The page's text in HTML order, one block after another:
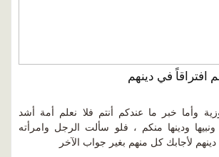
افتراقاً في دينهم
وأما خبر ما عندكم أنتم فلا نعلم أمة أشد
ونبيها ودينها منكم ، فلو سألت الرجل وامرأته
دينهم لأجابك كل منهم بغير جواب الآخر